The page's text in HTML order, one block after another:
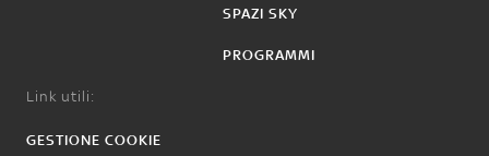
SPAZI SKY
PROGRAMMI
Link utili:
GESTIONE COOKIE